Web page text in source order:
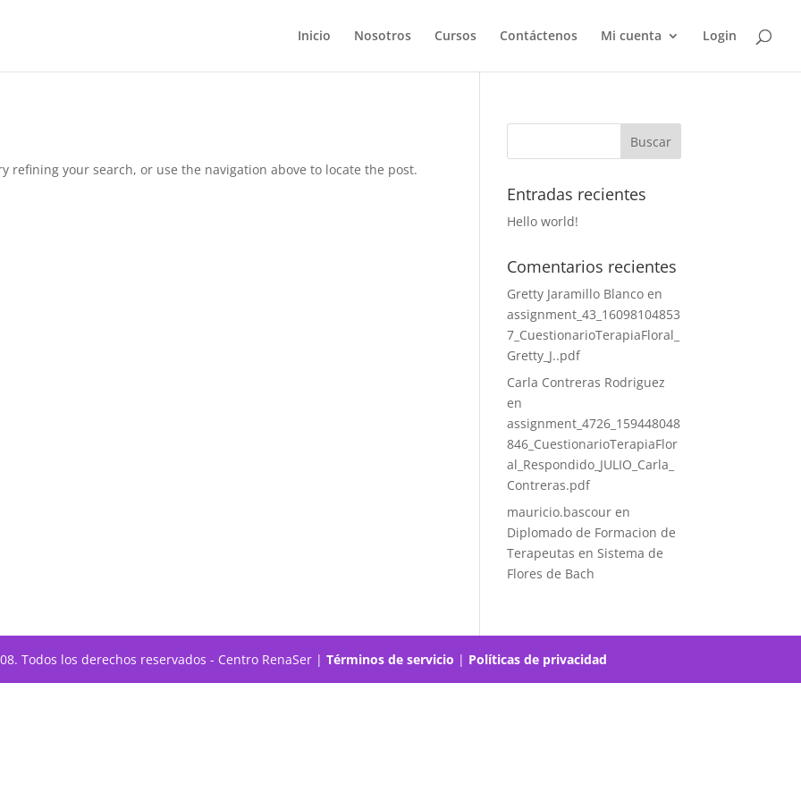
Inicio Nosotros Cursos Contáctenos Mi cuenta Login
refining your search, or use the navigation above to locate the post.
Entradas recientes
Hello world!
Comentarios recientes
Gretty Jaramillo Blanco en
assignment_43_16098104853
7_CuestionarioTerapiaFloral_
Gretty_J..pdf
Carla Contreras Rodriguez
en
assignment_4726_159448048
846_CuestionarioTerapiaFlor
al_Respondido_JULIO_Carla_
Contreras.pdf
mauricio.bascour en
Diplomado de Formacion de
Terapeutas en Sistema de
Flores de Bach
Todos los derechos reservados - Centro RenaSer |Términos de servicio | Políticas de privacidad